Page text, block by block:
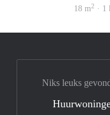
18 m2 · 1
Niks leuks